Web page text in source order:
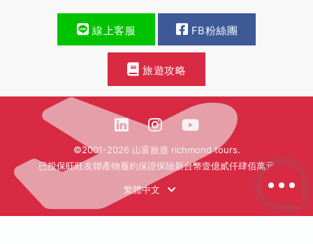
線上客服 FB粉絲團
旅遊攻略
©2001-2026 山富旅遊 richmond tours.
已投保旺旺友聯產物履約保證保險新台幣壹億貳仟肆佰萬元
繁體中文